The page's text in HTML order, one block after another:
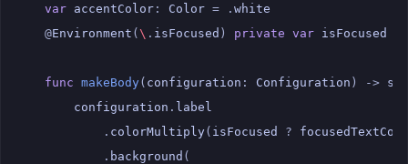
var accentColor : Color = . white
@Environment (\ . isFocused ) private var isFocused
func makeBody( configuration : Configuration ) ->
configuration . label
. colorMultiply( isFocused ?
. background (